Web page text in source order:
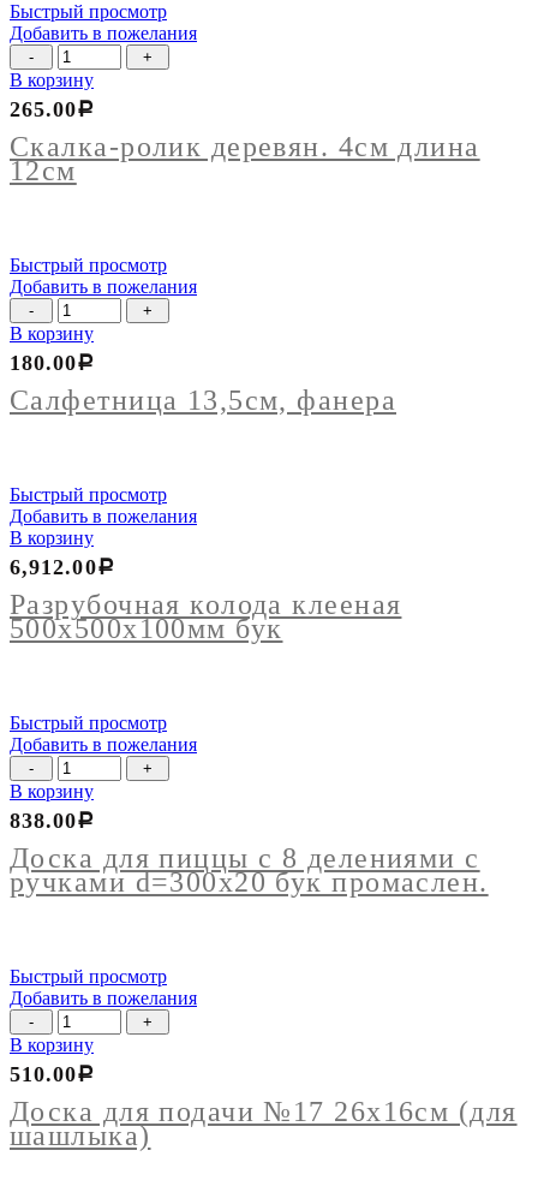
Быстрый просмотр
Добавить в пожелания
Количество
товара
Скалка-
ролик
деревян.
4см
длина
В корзину
Скалка-ролик деревян. 4см длина
12см
265.00Р
Быстрый просмотр
Добавить в пожелания
Количество
товара
Салфетница
13,5см,
фанера
В корзину
Салфетница 13,5см, фанера
180.00Р
Быстрый просмотр
Добавить в пожелания
В корзину
Разрубочная колода клееная
500х500х100мм бук
6,912.00Р
Быстрый просмотр
Добавить в пожелания
Количество
товара
Доска
для
пиццы
с
8
d=300х20
бук
промаслен.
В корзину
Доска для пиццы с 8 делениями с
ручками d=300х20 бук промаслен.
838.00Р
Быстрый просмотр
Добавить в пожелания
Количество
товара
Доска
для
подачи
№17
26х16см
В корзину
Доска для подачи №17 26х16см (для
шашлыка)
510.00Р